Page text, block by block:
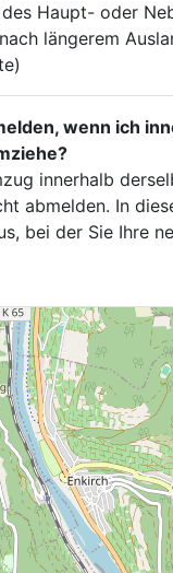
Haupt- oder
längerem
wenn ich
innerhalb
abmelden. In
bei der Sie Ihre